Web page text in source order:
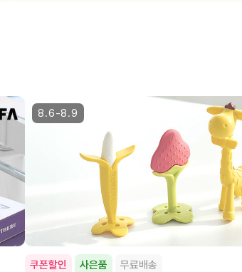
8.6-8.9
쿠폰할인 사은품 무료배송